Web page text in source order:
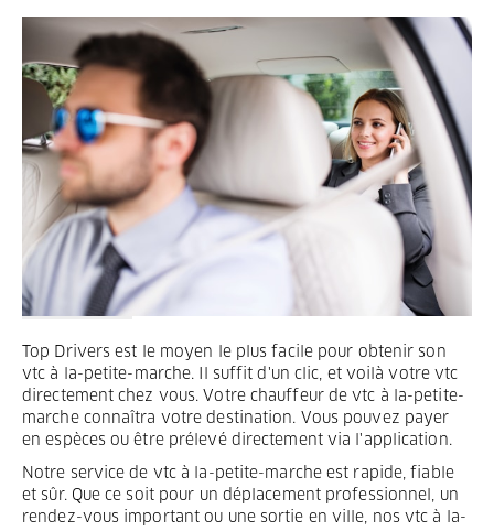
Termes et Conditions
Mentions légales
Privacy
Top Drivers est le moyen le plus facile pour obtenir son
vtc à la-petite-marche. Il suffit d'un clic, et voilà votre vtc
directement chez vous. Votre chauffeur de vtc à la-petite-
marche connaîtra votre destination. Vous pouvez payer
en espèces ou être prélevé directement via l'application.
Notre service de vtc à la-petite-marche est rapide, fiable
et sûr. Que ce soit pour un déplacement professionnel, un
rendez-vous important ou une sortie en ville, nos vtc à la-